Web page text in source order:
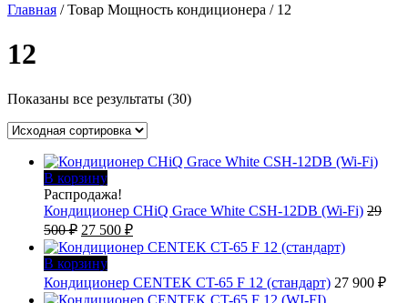
Главная / Товар Мощность кондиционера / 12
12
Показаны все результаты (30)
В корзину
Распродажа!
Кондиционер CHiQ Grace White CSH-12DB (Wi-Fi) 29
500₽ Первоначальная
цена
составляла
29
500 ₽.
27 500 ₽Текущая
цена:
27
500 ₽.
В корзину
Кондиционер CENTEK CT-65 F 12 (стандарт) 27 900 ₽